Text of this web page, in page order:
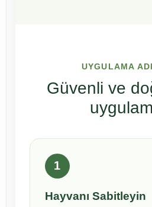
UYGULAMA
Güvenli ve
1
Hayvanı Sabitleyin